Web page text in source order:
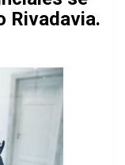
Rivadavia.